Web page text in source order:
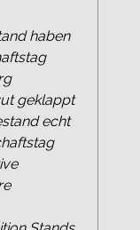
haben
geklappt
echt